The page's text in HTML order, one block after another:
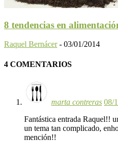
8 tendencias en
Raquel Bernácer - 03/01/2014
4 COMENTARIOS
marta contreras 08/
Fantástica entrada Raquel!!
un tema tan complicado,
mención!!